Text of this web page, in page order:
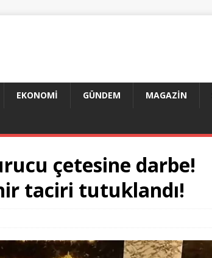
EKONOMI GÜNDEM MAGAZIN
çetesine darbe!
taciri tutuklandı!